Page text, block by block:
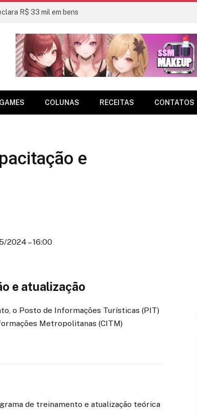
R$ 33 mil em bens
GAMES COLUNAS RECEITAS CONTATOS
e
2024 – 16:00
e atualização
o Posto de Informações Turísticas (PIT)
Metropolitanas (CITM)
de treinamento e atualização teórica